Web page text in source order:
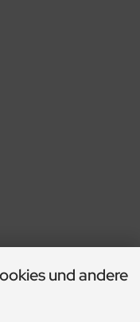
und andere